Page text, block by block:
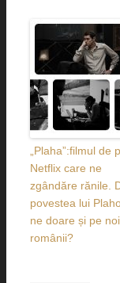
„Plaha”:filmul de
Netflix care ne
zgândăre rănile.
povestea lui
ne doare și pe noi,
românii?